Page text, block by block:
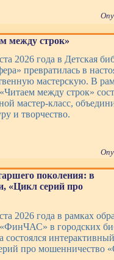
между строк»
2026 года в Детская
превратилась в
мастерскую. В
между строк»
мастер-класс,
и творчество.
поколения: в
«Цикл серий про
2026 года в рамках
в городских
состоялся
про мошенничество